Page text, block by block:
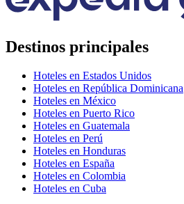
Destinos principales
Hoteles en Estados Unidos
Hoteles en República Dominicana
Hoteles en México
Hoteles en Puerto Rico
Hoteles en Guatemala
Hoteles en Perú
Hoteles en Honduras
Hoteles en España
Hoteles en Colombia
Hoteles en Cuba